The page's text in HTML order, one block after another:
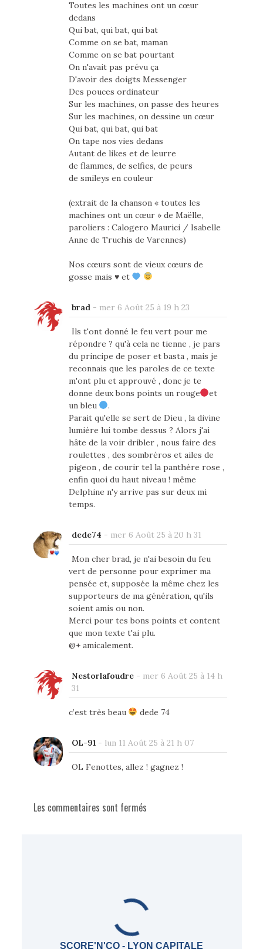
Toutes les machines ont un cœur
dedans
Qui bat, qui bat, qui bat
Comme on se bat, maman
Comme on se bat pourtant
On n'avait pas prévu ça
D'avoir des doigts Messenger
Des pouces ordinateur
Sur les machines, on passe des heures
Sur les machines, on dessine un cœur
Qui bat, qui bat, qui bat
On tape nos vies dedans
Autant de likes et de leurre
de flammes, de selfies, de peurs
de smileys en couleur
(extrait de la chanson « toutes les
machines ont un cœur » de Maëlle,
paroliers : Calogero Maurici / Isabelle
Anne de Truchis de Varennes)
Nos cœurs sont de vieux cœurs de
gosse mais ♥️et
brad - mer 6 Août 25 à 19 h 23
Ils t'ont donné le feu vert pour me
répondre ? qu'à cela ne tienne , je pars
du principe de poser et basta , mais je
reconnais que les paroles de ce texte
m'ont plu et approuvé , donc je te
donne deux bons points un rouge
et
un bleu
.
Parait qu'elle se sert de Dieu , la divine
lumière lui tombe dessus ? Alors j'ai
hâte de la voir dribler , nous faire des
roulettes , des sombréros et ailes de
pigeon , de courir tel la panthère rose ,
enfin quoi du haut niveau ! même
Delphine n'y arrive pas sur deux mi
temps.
dede74 - mer 6 Août 25 à 20 h 31
Mon cher brad, je n'ai besoin du feu
vert de personne pour exprimer ma
pensée et, supposée la même chez les
supporteurs de ma génération, qu'ils
soient amis ou non.
Merci pour tes bons points et content
que mon texte t'ai plu.
@+ amicalement.
Nestorlafoudre- mer 6 Août 25 à 14 h
31
c’est très beau dede 74
OL-91 - lun 11 Août 25 à 21 h 07
OL Fenottes, allez ! gagnez !
Les commentaires sont fermés
SCORE'N'CO - LYON CAPITALE